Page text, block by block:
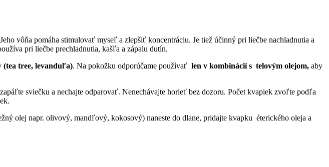
vôňa pomáha stimulovať myseľ a zlepšiť koncentráciu. Je tiež účinný pri liečbe nachladnutia a
pri liečbe prechladnutia, kašľa a zápalu dutín.
(tea tree, levanduľa). Na pokožku odporúčame používať len v kombinácií s telovým olejom, aby
zapáľte sviečku a nechajte odparovať. Nenechávajte horieť bez dozoru. Počet kvapiek zvoľte podľa
olej napr. olivový, mandľový, kokosový) naneste do dlane, pridajte kvapku éterického oleja a